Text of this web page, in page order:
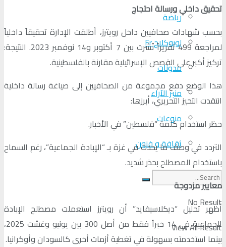
رياضة
لوبوكلاج Fr
مدونات
منبر الآراء
منوعات
ثقافة و فنون
No Result
View All Result
تحقيق داخلي ورسالة احتجاج
بحسب شهادات صحافيين داخل رويترز، أطلقت الإدارة تحقيقاً داخلياً
لمراجعة 499 تقريراً نُشرت بين 7 أكتوبر و14 نوفمبر 2023. النتيجة:
تركيز أكبر على القصص الإسرائيلية مقارنة بالفلسطينية.
هذا الوضع دفع مجموعة من الصحافيين إلى صياغة رسالة داخلية
انتقدت التحيز التحريري، أبرزها:
حظر استخدام كلمة “فلسطين” في الأخبار.
التردد في وصف ما يحدث في غزة بـ “الإبادة الجماعية”، رغم السماح
باستخدام المصطلح بحذر شديد.
معايير مزدوجة
أظهر تحليل “ديكلاسيفايد” أن رويترز استعملت مصطلح الإبادة
الجماعية في 14 خبراً فقط من أصل 300 بين يونيو وغشت 2025،
بينما استخدمته بسهولة في تغطية أزمات أخرى كالسودان وأوكرانيا.